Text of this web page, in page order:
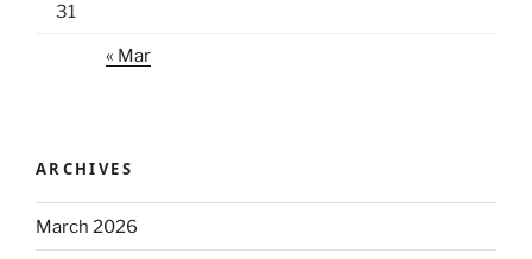
31
« Mar
ARCHIVES
March 2026